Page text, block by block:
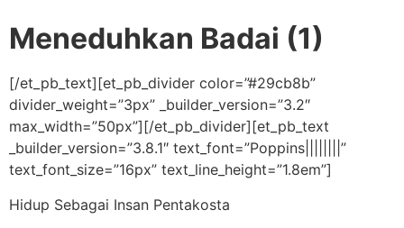
Meneduhkan Badai (1)
[/et_pb_text][et_pb_divider color=”#29cb8b”
divider_weight=”3px” _builder_version=”3.2″
max_width=”50px”][/et_pb_divider][et_pb_text
_builder_version=”3.8.1″ text_font=”Poppins||||||||”
text_font_size=”16px” text_line_height=”1.8em”]
Hidup Sebagai Insan Pentakosta